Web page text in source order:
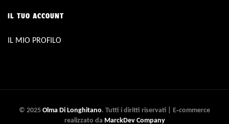
IL TUO ACCOUNT
IL MIO PROFILO
© 2025Olma Di Longhitano. Tutti i diritti riservati | E‑commerce
realizzato da MarckDev Company